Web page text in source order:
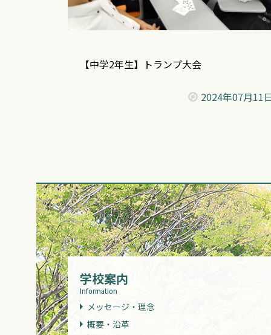
【中学2年生】トランプ大会
2024年07月11
学校案内
Information
メッセージ・理念
概要・沿革